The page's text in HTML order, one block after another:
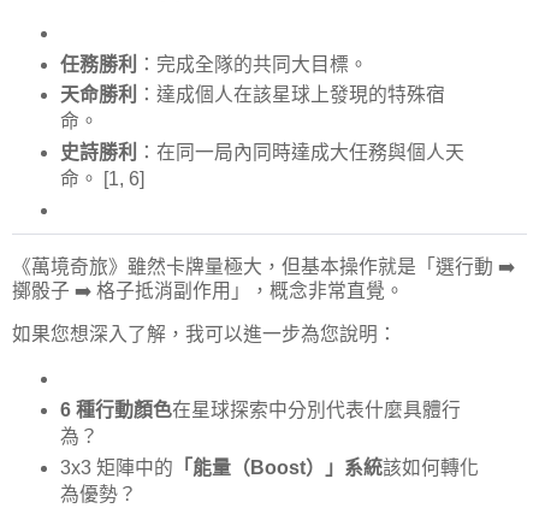
任務勝利 ：完成全隊的共同大目標。
天命勝利 ：達成個人在該星球上發現的特殊宿
命。
史詩勝利 ：在同一局內同時達成大任務與個人天
命。
[1, 6]
《萬境奇旅》雖然卡牌量極大，但基本操作就是「選行動 ➡️
擲骰子 ➡️ 格子抵消副作用」，概念非常直覺。
如果您想深入了解，我可以進一步為您說明：
6 種行動顏色在星球探索中分別代表什麼具體行
為？
3x3 矩陣中的 「能量（Boost）」系統該如何轉化
為優勢？